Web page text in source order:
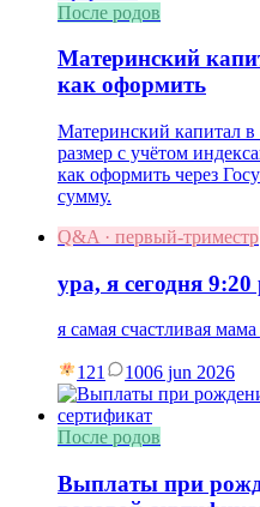
После родов
Материнский
как оформить
Материнский капитал в
размер с учётом
как оформить через
сумму.
Q&A · первый-триместр
ура, я сегодня
я самая счастливая
121 1006 jun 2026
После родов
Выплаты при